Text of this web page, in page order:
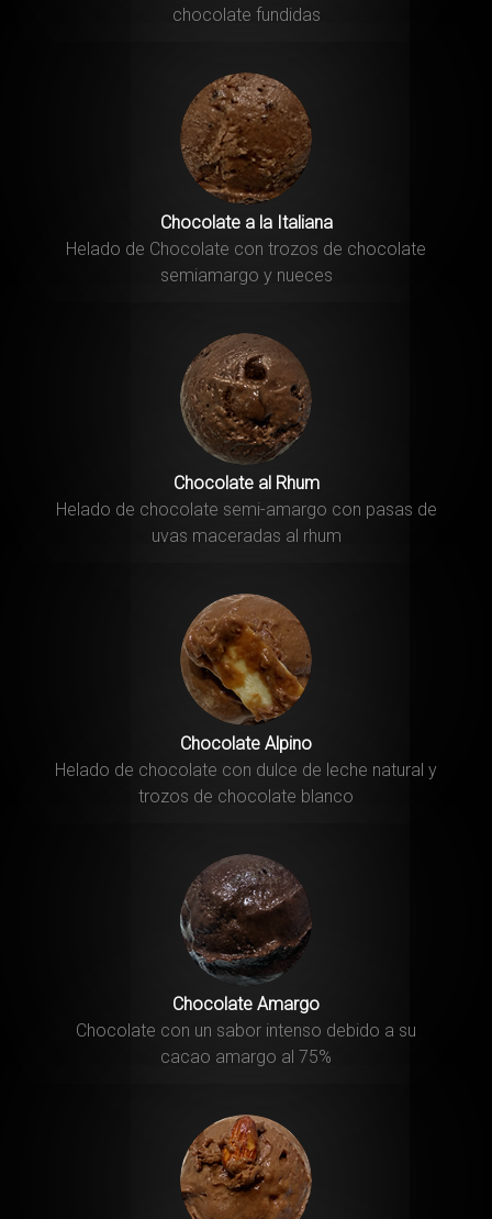
chocolate fundidas
Chocolate a la Italiana
Helado de Chocolate con trozos de chocolate
semiamargo y nueces
Chocolate al Rhum
Helado de chocolate semi-amargo con pasas de
uvas maceradas al rhum
Chocolate Alpino
Helado de chocolate con dulce de leche natural y
trozos de chocolate blanco
Chocolate Amargo
Chocolate con un sabor intenso debido a su
cacao amargo al 75%